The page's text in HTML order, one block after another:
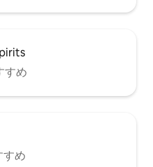
すめ
すめ